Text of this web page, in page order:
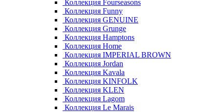
Коллекция Fourseasons
Коллекция Funny
Коллекция GENUINE
Коллекция Grunge
Коллекция Hamptons
Коллекция Home
Коллекция IMPERIAL BROWN
Коллекция Jordan
Коллекция Kavala
Коллекция KINFOLK
Коллекция KLEN
Коллекция Lagom
Коллекция Le Marais